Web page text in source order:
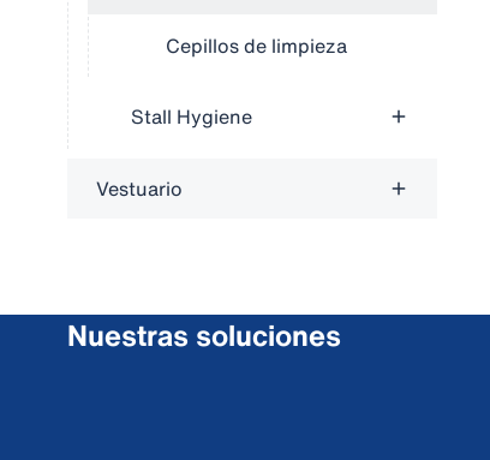
Cepillos de limpieza
Stall Hygiene
Vestuario
Nuestras soluciones